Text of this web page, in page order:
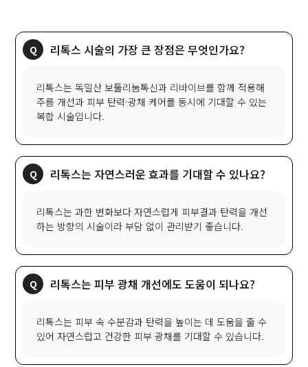
리톡스 시술의 가장 큰 장점은 무엇인가요?
리톡스는 독일산 보툴리눔톡신과 리바이브를 함께 적용해
주름 개선과 피부 탄력·광채 케어를 동시에 기대할 수 있는
복합 시술입니다.
리톡스는 자연스러운 효과를 기대할 수 있나요?
리톡스는 과한 변화보다 자연스럽게 피부결과 탄력을 개선
하는 방향의 시술이라 부담 없이 관리받기 좋습니다.
리톡스는 피부 광채 개선에도 도움이 되나요?
리톡스는 피부 속 수분감과 탄력을 높이는 데 도움을 줄 수
있어 자연스럽고 건강한 피부 광채를 기대할 수 있습니다.